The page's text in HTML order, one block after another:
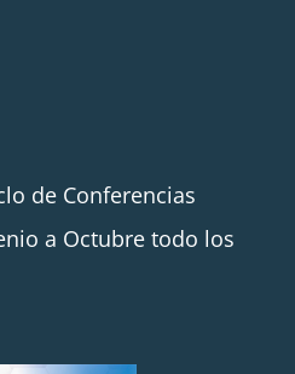
de Conferencias
a Octubre todo los